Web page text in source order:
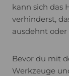
kann sich das
verhinderst,
ausdehnt
Bevor du mit
Werkzeuge